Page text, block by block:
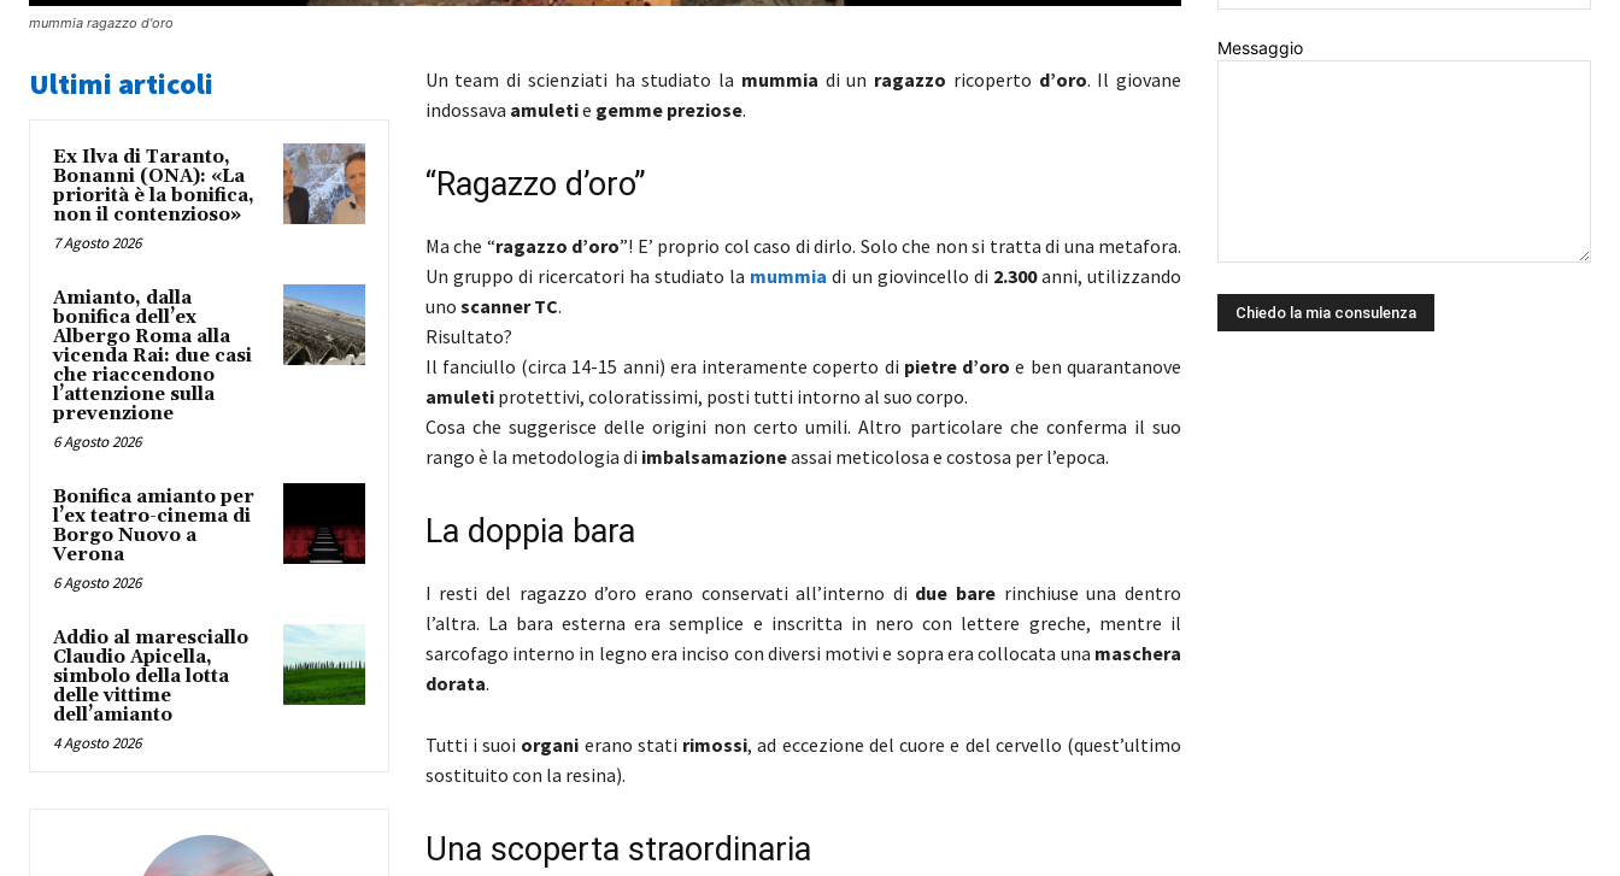
mummia ragazzo d'oro
Ultimi articoli
Ex Ilva di Taranto,
Bonanni (ONA): «La
priorità è la bonifica,
non il contenzioso»
7 Agosto 2026
Amianto, dalla
bonifica dell’ex
Albergo Roma alla
vicenda Rai: due casi
che riaccendono
l’attenzione sulla
prevenzione
6 Agosto 2026
Bonifica amianto per
l’ex teatro-cinema di
Borgo Nuovo a
Verona
6 Agosto 2026
Addio al maresciallo
Claudio Apicella,
simbolo della lotta
delle vittime
dell’amianto
4 Agosto 2026
Un team di scienziati ha studiato la mummia di un ragazzo ricoperto d’oro. Il giovane
indossava amuletie gemme preziose.
“Ragazzo d’oro”
Ma che “ragazzo d’oro”! E’ proprio col caso di dirlo. Solo che non si tratta di una metafora.
Un gruppo di ricercatori ha studiato la mummia di un giovincello di 2.300anni, utilizzando
uno scanner TC.
Risultato?
Il fanciullo (circa 14-15 anni) era interamente coperto di pietre d’oro e ben quarantanove
amuletiprotettivi, coloratissimi, posti tutti intorno al suo corpo.
Cosa che suggerisce delle origini non certo umili. Altro particolare che conferma il suo
rango è la metodologia di imbalsamazioneassai meticolosa e costosa per l’epoca.
La doppia bara
I resti del ragazzo d’oro erano conservati all’interno di due bare rinchiuse una dentro
l’altra. La bara esterna era semplice e inscritta in nero con lettere greche, mentre il
sarcofago interno in legno era inciso con diversi motivi e sopra era collocata una maschera
dorata.
Tutti i suoi organi erano stati rimossi, ad eccezione del cuore e del cervello (quest’ultimo
sostituito con la resina).
Una scoperta straordinaria
Messaggio